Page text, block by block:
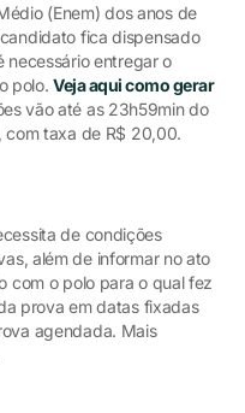
(Enem) dos anos de
fica dispensado
necessário entregar o
polo.Veja aqui como gerar
vão até as 23h59min do
com taxa de R$ 20,00.
de condições
além de informar no ato
com o polo para o qual fez
prova em datas fixadas
agendada. Mais